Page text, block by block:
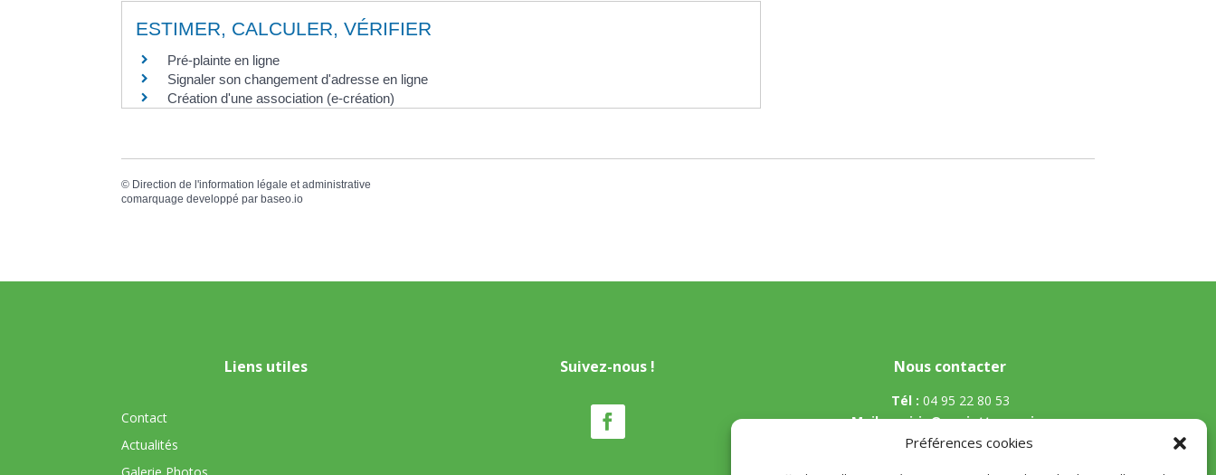
Préférences cookies
ESTIMER, CALCULER, VÉRIFIER
Pré-plainte en ligne
Signaler son changement d'adresse en ligne
Création d'une association (e-création)
© Direction de l'information légale et administrative
comarquage developpé par baseo.io
Liens utiles
Contact
Actualités
Galerie Photos
Suivez-nous ! Nous contacter
Tél : 04 95 22 80 53
Mail:mairie@appietto.corsica
164 strada Lt Toussaint Gozzi 20167